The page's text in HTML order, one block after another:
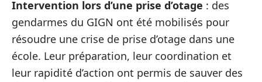
Intervention lors d’une prise d’otage : des
gendarmes du GIGN ont été mobilisés pour
résoudre une crise de prise d’otage dans une
école. Leur préparation, leur coordination et
leur rapidité d’action ont permis de sauver des